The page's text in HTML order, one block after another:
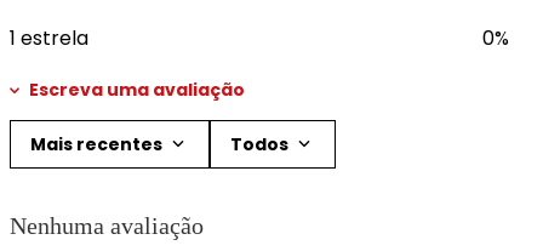
1 estrela 0%
Escreva uma avaliação
Título
Mais recentes Todos
Nenhuma avaliação